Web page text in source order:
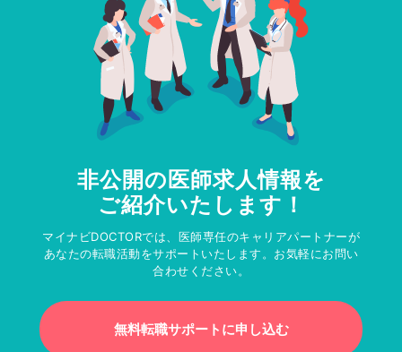
非公開の医師求人情報を
ご紹介いたします！
マイナビDOCTORでは、医師専任のキャリアパートナーが
あなたの転職活動をサポートいたします。お気軽にお問い
合わせください。
無料転職サポートに申し込む